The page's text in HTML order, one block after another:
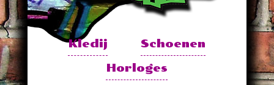
Kledij
Schoenen
Horloges